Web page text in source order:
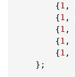
        {
1 ,
        {
1 ,
        {
1 ,
        {
1 ,
        {
1 ,
    };